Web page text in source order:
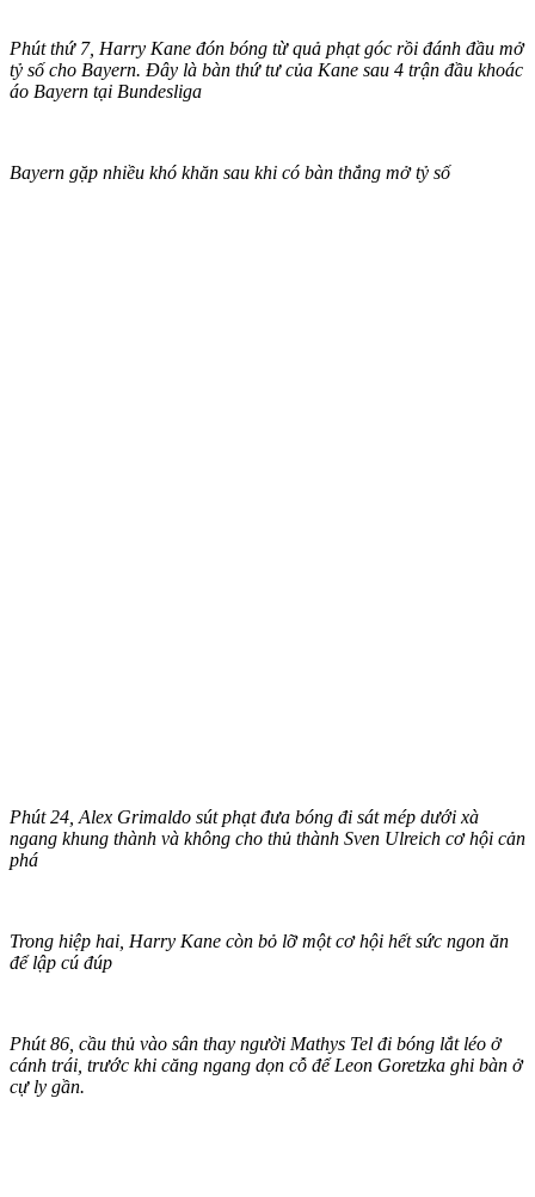
Phút thứ 7, Harry Kane đón bóng từ quả phạt góc rồi đánh đầu mở
tỷ số cho Bayern. Đây là bàn thứ tư của Kane sau 4 trận đầu khoác
áo Bayern tại Bundesliga
Bayern gặp nhiều khó khăn sau khi có bàn thắng mở tỷ số
Phút 24, Alex Grimaldo sút phạt đưa bóng đi sát mép dưới xà
ngang khung thành và không cho thủ thành Sven Ulreich cơ hội cản
phá
Trong hiệp hai, Harry Kane còn bỏ lỡ một cơ hội hết sức ngon ăn
để lập cú đúp
Phút 86, cầu thủ vào sân thay người Mathys Tel đi bóng lắt léo ở
cánh trái, trước khi căng ngang dọn cỗ để Leon Goretzka ghi bàn ở
cự ly gần.